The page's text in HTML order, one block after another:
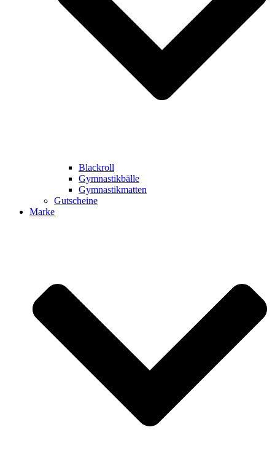
Blackroll
Gymnastikbälle
Gymnastikmatten
Gutscheine
Marke